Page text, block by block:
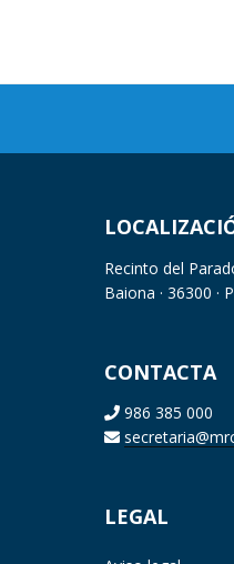
Recinto del
Baiona · 36300 ·
CONTACTA
986 385 000
LEGAL